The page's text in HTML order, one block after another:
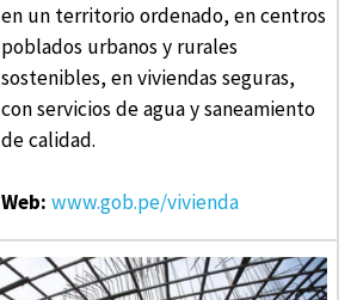
en un territorio ordenado, en centros
poblados urbanos y rurales
sostenibles, en viviendas seguras,
con servicios de agua y saneamiento
de calidad.
Web: www.gob.pe/vivienda